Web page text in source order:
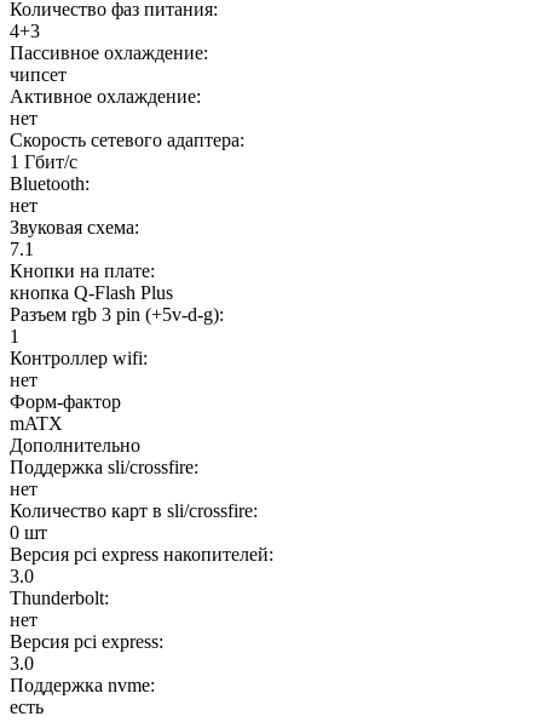
Количество фаз питания:
4+3
Пассивное охлаждение:
чипсет
Активное охлаждение:
нет
Скорость сетевого адаптера:
1 Гбит/с
Bluetooth:
нет
Звуковая схема:
7.1
Кнопки на плате:
кнопка Q-Flash Plus
Разъем rgb 3 pin (+5v-d-g):
1
Контроллер wifi:
нет
Форм-фактор
mATX
Дополнительно
Поддержка sli/crossfire:
нет
Количество карт в sli/crossfire:
0 шт
Версия pci express накопителей:
3.0
Thunderbolt:
нет
Версия pci express:
3.0
Поддержка nvme:
есть